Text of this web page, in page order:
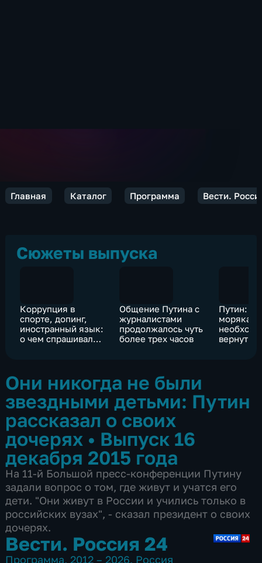
Главная Каталог Программа Вести.
Сюжеты выпуска
Коррупция в
спорте, допинг,
иностранный язык:
о чем спрашивали
Общение Путина с
журналистами
продолжалось чуть
более трех часов
Путин:
морякам
вернуть
Они никогда не были
звездными детьми: Путин
рассказал о своих
дочерях • Выпуск 16
декабря 2015 года
На 11-й Большой пресс-конференции Путину
задали вопрос о том, где живут и учатся его
дети. "Они живут в России и учились только в
российских вузах", - сказал президент о своих
дочерях.
Вести. Россия 24
Программа, 2012 – 2026, Россия